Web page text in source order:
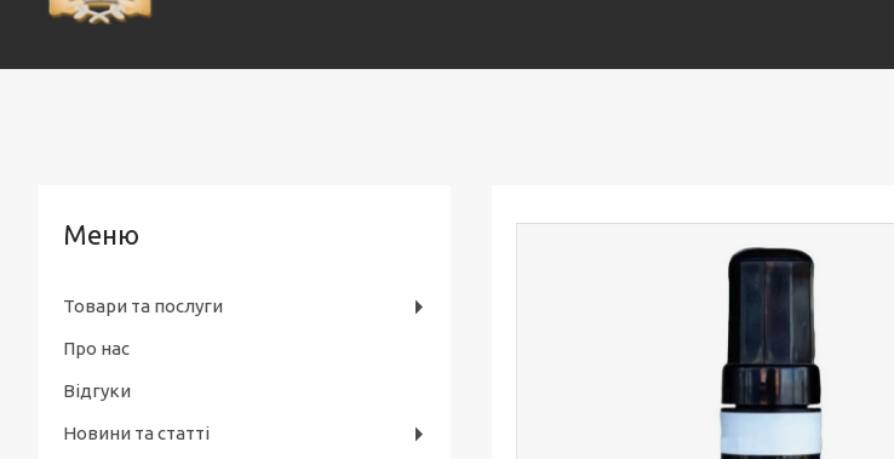
Товари та послуги
Про нас
Відгуки
Новини та статті